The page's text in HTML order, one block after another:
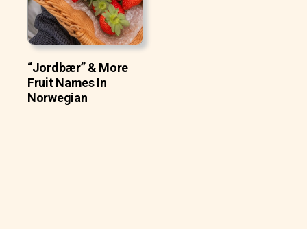
“Jordbær” & More
Fruit Names In
Norwegian